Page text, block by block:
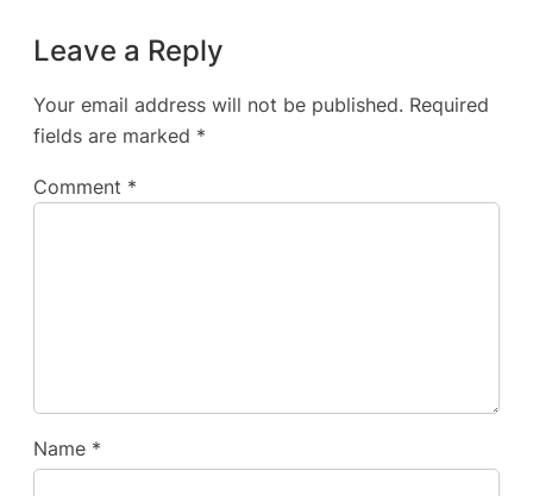
Leave a Reply
Your email address will not be published. Required
fields are marked *
Comment *
Name *